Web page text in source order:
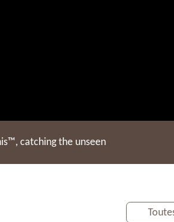
catching the unseen